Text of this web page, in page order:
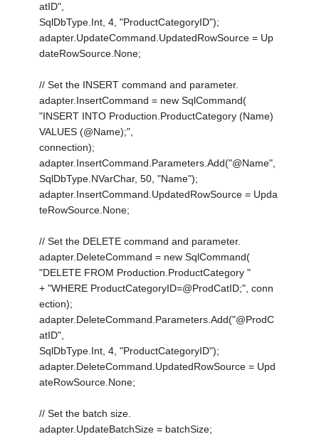
atID",
SqlDbType.Int, 4, "ProductCategoryID");
adapter.UpdateCommand.UpdatedRowSource = Up
dateRowSource.None;
// Set the INSERT command and parameter.
adapter.InsertCommand = new SqlCommand(
"INSERT INTO Production.ProductCategory (Name)
VALUES (@Name);",
connection);
adapter.InsertCommand.Parameters.Add("@Name",
SqlDbType.NVarChar, 50, "Name");
adapter.InsertCommand.UpdatedRowSource = Upda
teRowSource.None;
// Set the DELETE command and parameter.
adapter.DeleteCommand = new SqlCommand(
"DELETE FROM Production.ProductCategory "
+ "WHERE ProductCategoryID=@ProdCatID;", conn
ection);
adapter.DeleteCommand.Parameters.Add("@ProdC
atID",
SqlDbType.Int, 4, "ProductCategoryID");
adapter.DeleteCommand.UpdatedRowSource = Upd
ateRowSource.None;
// Set the batch size.
adapter.UpdateBatchSize = batchSize;